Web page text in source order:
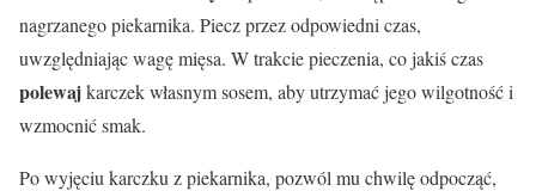
nagrzanego piekarnika. Piecz przez odpowiedni czas,
uwzględniając wagę mięsa. W trakcie pieczenia, co jakiś czas
polewajkarczek własnym sosem, aby utrzymać jego wilgotność i
wzmocnić smak.
Po wyjęciu karczku z piekarnika, pozwól mu chwilę odpocząć,